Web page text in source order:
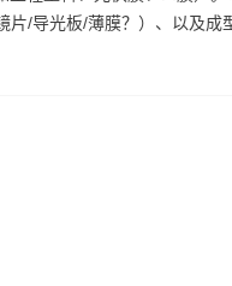
/导光板/薄膜？）、以及